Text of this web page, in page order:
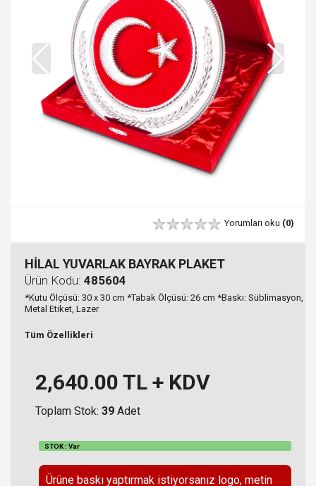
Yorumları oku (0)
HİLAL YUVARLAK BAYRAK PLAKET
Ürün Kodu: 485604
*Kutu Ölçüsü: 30 x 30 cm *Tabak Ölçüsü: 26 cm *Baskı: Süblimasyon,
Metal Etiket, Lazer
Tüm Özellikleri
2,640.00 TL + KDV
Toplam Stok: 39 Adet
STOK : Var
Ürüne baskı yaptırmak istiyorsanız logo, metin